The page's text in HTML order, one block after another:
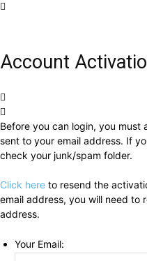
Account
Before you can login, you
sent to your email address. If
check your junk/spam folder.
Click here to resend the
email address, you will need to
address.
Your Email: